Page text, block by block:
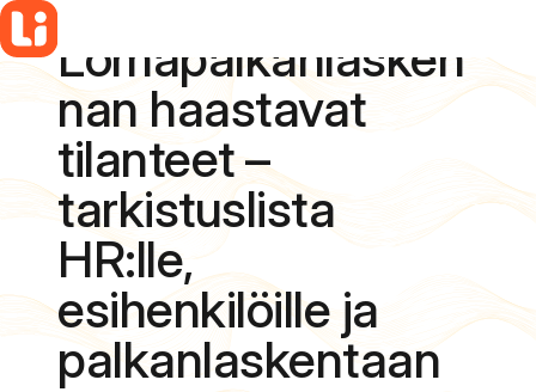
Siirry
sisältöönLomapalkanlasken
nan haastavat
tilanteet –
tarkistuslista
HR:lle,
esihenkilöille ja
palkanlaskentaan